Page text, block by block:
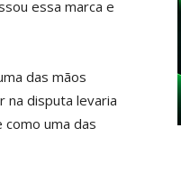
essa marca e
das mãos
na disputa levaria
como uma das